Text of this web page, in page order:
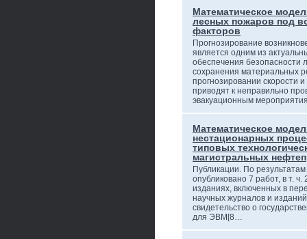
Математическое
лесных пожаров под
факторов
Прогнозирование
является одним из
обеспечения безопасности
сохранения материальных
прогнозировании скорости
приводят к неправильно
эвакуационным
Математическое
нестационарных
типовых
магистральных
Публикации. По
опубликовано 7 работ, в т.
изданиях, включенных в
научных журналов и
свидетельство о
для ЭВМ[8…